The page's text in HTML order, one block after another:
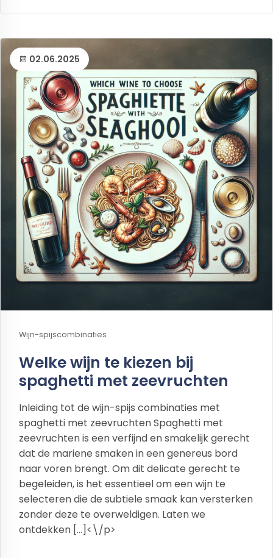
02.06.2025
Wijn-spijscombinaties
Welke wijn te kiezen bij
spaghetti met zeevruchten
Inleiding tot de wijn-spijs combinaties met
spaghetti met zeevruchten Spaghetti met
zeevruchten is een verfijnd en smakelijk gerecht
dat de mariene smaken in een genereus bord
naar voren brengt. Om dit delicate gerecht te
begeleiden, is het essentieel om een wijn te
selecteren die de subtiele smaak kan versterken
zonder deze te overweldigen. Laten we
ontdekken […]<\/p>